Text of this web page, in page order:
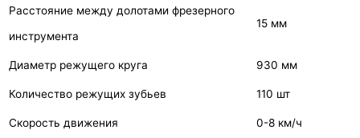
Расстояние между долотами фрезерного
инструмента
15 мм
Диаметр режущего круга 930 мм
Количество режущих зубьев 110 шт
Скорость движения 0-8 км/ч